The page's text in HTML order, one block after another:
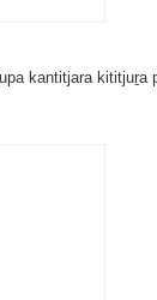
kantitjara kititjuṟa